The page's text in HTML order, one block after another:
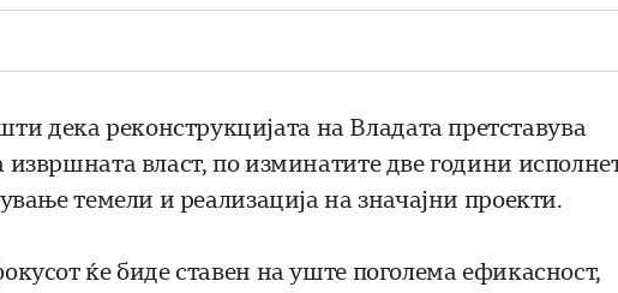
дека реконструкцијата на Владата претставува
власт, по изминатите две години
темели и реализација на значајни проекти.
ќе биде ставен на уште поголема ефикасност,